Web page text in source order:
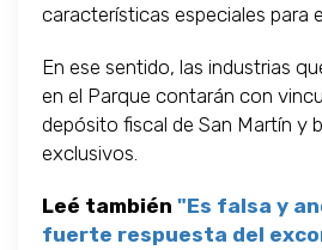
características especiales para
En ese sentido, las industrias
en el Parque contarán con
depósito fiscal de San Martín y
exclusivos.
Leé también "Es falsa y
fuerte respuesta del